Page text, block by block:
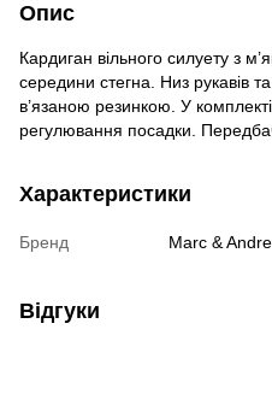
Опис
Кардиган вільного силуету з
середини стегна. Низ рукавів
в’язаною резинкою. У
регулювання посадки.
Характеристики
Бренд Marc & Andre
Відгуки